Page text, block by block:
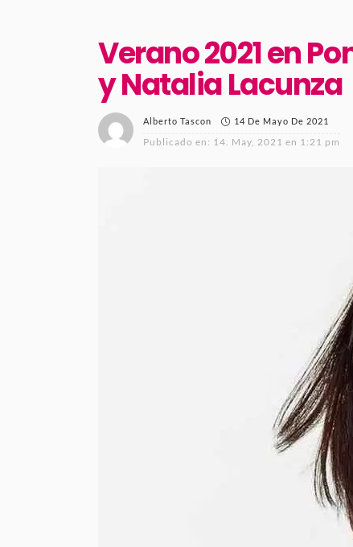
Verano 2021 en
y Natalia Lacunza
Alberto Tascon 14 De Mayo De 2021
Publicado en: 14. May, 2021 en 1:21 pm